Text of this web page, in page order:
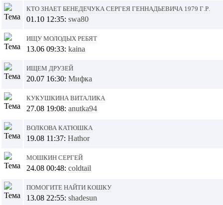
кто знает Бенедечука Сергея Геннадьевича 1979 г.р.
01.10 12:35: swa80
Ищу молодых ребят
13.06 09:33: kaina
Ищем друзей
20.07 16:30: Мифка
Кукушкина Виталика
27.08 19:08: anutka94
Волкова Катюшка
19.08 11:37: Hathor
Мошкин Сергей
24.08 00:48: coldtail
Помогите найти кошку
13.08 22:55: shadesun